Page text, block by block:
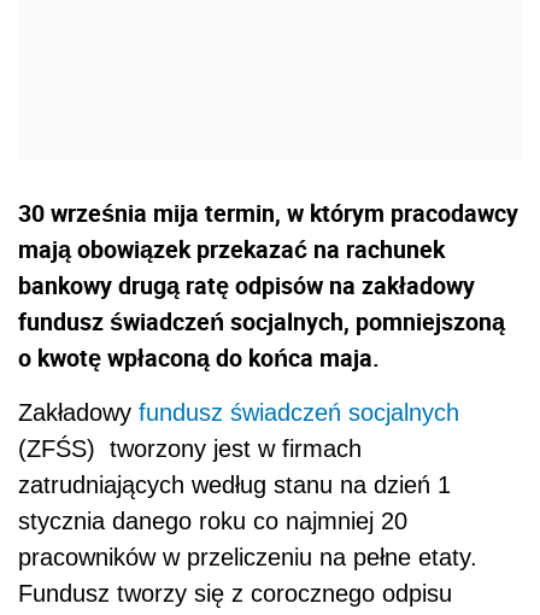
30 września mija termin, w którym pracodawcy
mają obowiązek przekazać na rachunek
bankowy drugą ratę odpisów na zakładowy
fundusz świadczeń socjalnych, pomniejszoną
o kwotę wpłaconą do końca maja.
Zakładowy fundusz świadczeń socjalnych
(ZFŚS) tworzony jest w firmach
zatrudniających według stanu na dzień 1
stycznia danego roku co najmniej 20
pracowników w przeliczeniu na pełne etaty.
Fundusz tworzy się z corocznego odpisu